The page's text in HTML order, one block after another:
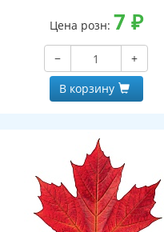
Цена розн: 7 ₽
−
+
В корзину